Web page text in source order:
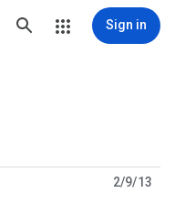
Sign in
2/9/13